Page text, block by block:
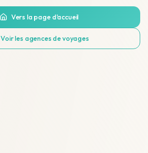
Vers la page d'accueil
Voir les agences de voyages